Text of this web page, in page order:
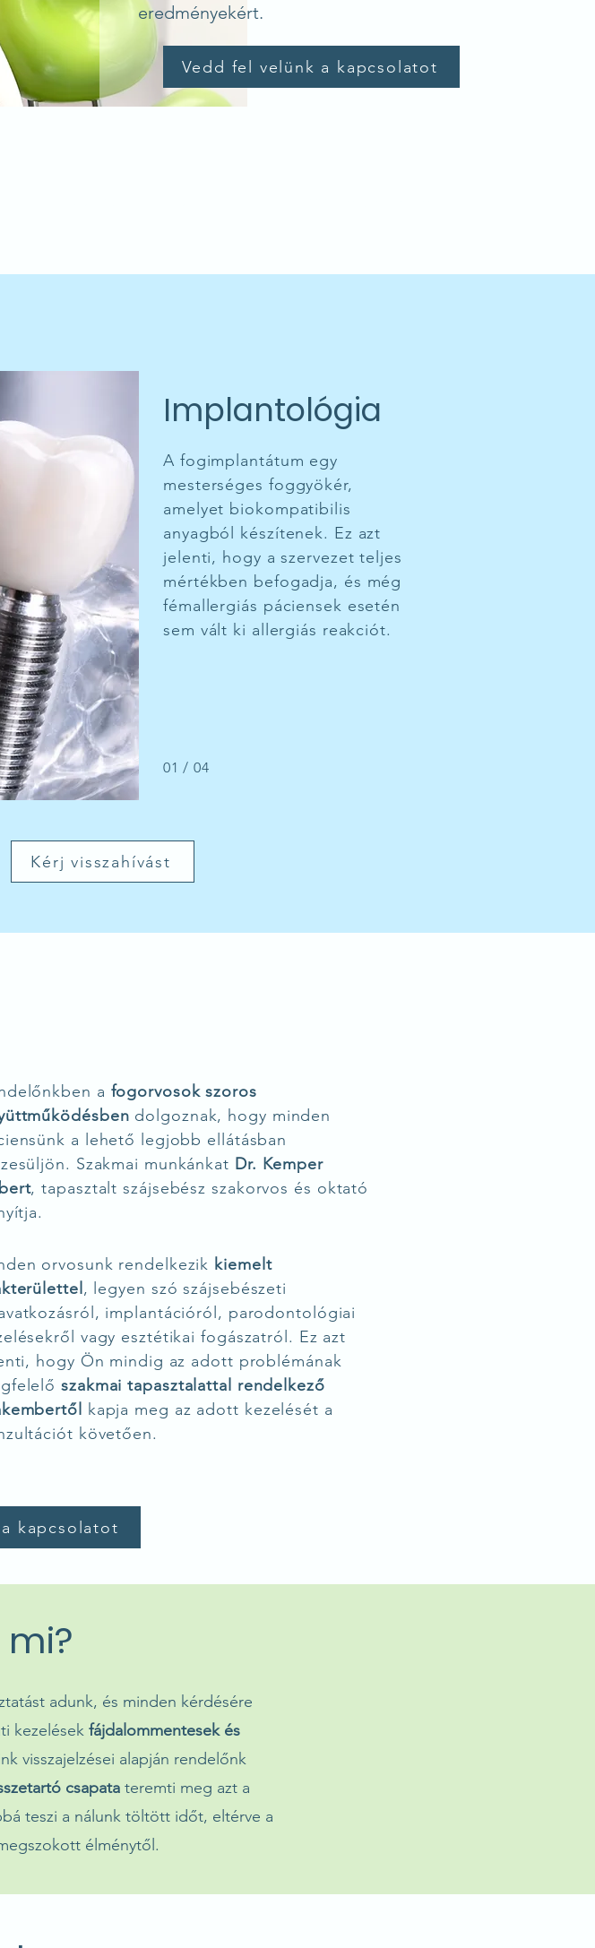
eredményekért.
Vedd fel velünk a kapcsolatot
Implantológia
A fogimplantátum egy
mesterséges foggyökér,
amelyet biokompatibilis
anyagból készítenek. Ez azt
jelenti, hogy a szervezet teljes
mértékben befogadja, és még
fémallergiás páciensek esetén
sem vált ki allergiás reakciót.
01 / 04
Kérj visszahívást
a fogorvosok szoros
dolgoznak, hogy minden
a lehető legjobb ellátásban
Szakmai munkánkat Dr. Kemper
, tapasztalt szájsebész szakorvos és oktató
orvosunk rendelkezik kiemelt
, legyen szó szájsebészeti
implantációról, parodontológiai
vagy esztétikai fogászatról. Ez azt
hogy Ön mindig az adott problémának
szakmai tapasztalattal rendelkező
kapja meg az adott kezelését a
követően.
kapcsolatot
adunk, és minden kérdésére
kezelések fájdalommentesek és
visszajelzései alapján rendelőnk
csapatateremti meg azt a
teszi a nálunk töltött időt, eltérve a
élménytől.